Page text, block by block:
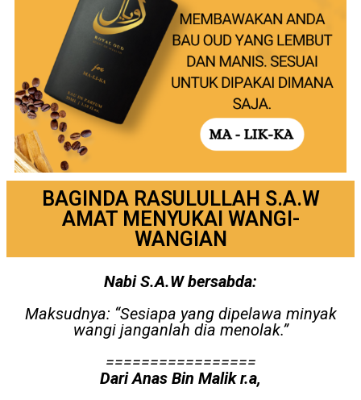
BAGINDA RASULULLAH S.A.W
AMAT MENYUKAI WANGI-
WANGIAN
Nabi S.A.W bersabda:
Maksudnya: “Sesiapa yang dipelawa minyak
wangi janganlah dia menolak.”
=================
Dari Anas Bin Malik r.a,